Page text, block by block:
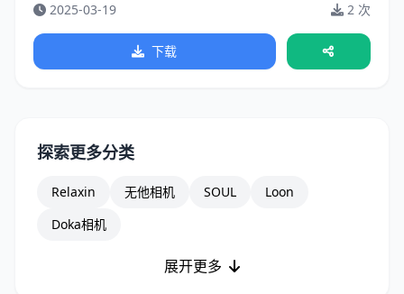
2025-03-19 2 次
下载
探索更多分类
Relaxin 无他相机 SOUL
Loon
Doka相机
展开更多